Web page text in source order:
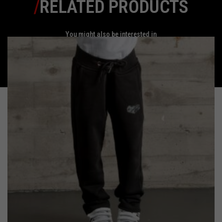
/RELATED PRODUCTS
You might also be interested in